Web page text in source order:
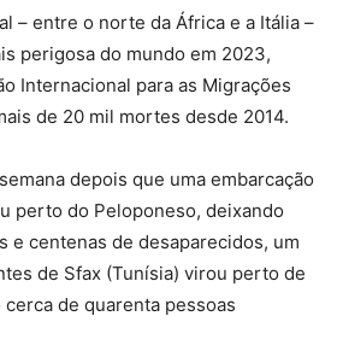
– entre o norte da África e a Itália –
perigosa do mundo em 2023,
Internacional para as Migrações
de 20 mil mortes desde 2014.
depois que uma embarcação
perto do Peloponeso, deixando
e centenas de desaparecidos, um
de Sfax (Tunísia) virou perto de
de quarenta pessoas